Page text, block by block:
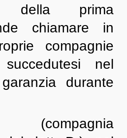
della prima
chiamare in
compagnie
succedutesi nel
durante
(compagnia